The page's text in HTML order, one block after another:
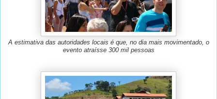
A estimativa das autoridades locais é que, no dia mais movimentado, o
evento atraísse 300 mil pessoas